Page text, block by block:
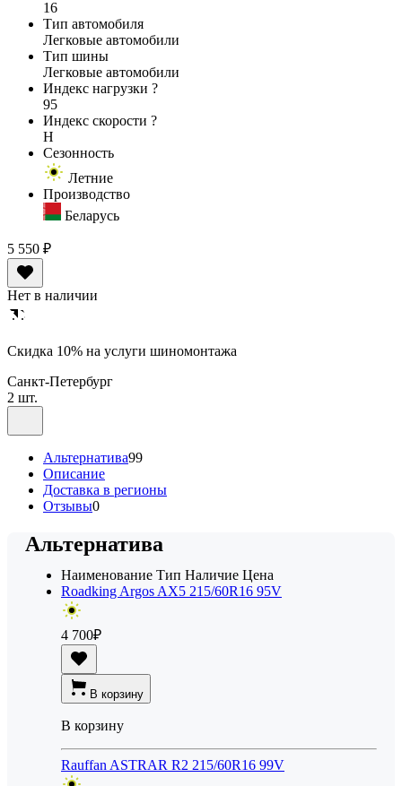
16
Тип автомобиля
Легковые автомобили
Тип шины
Легковые автомобили
Индекс нагрузки ?
95
Индекс скорости ?
H
Сезонность
Летние
Производство
Беларусь
5 550 ₽
Нет в наличии
Cкидка 10% на услуги шиномонтажа
Санкт-Петербург
2 шт.
Альтернатива99
Описание
Доставка в регионы
Отзывы0
Альтернатива
Наименование Тип Наличие Цена
Roadking Argos AX5 215/60R16 95V
4 700₽
В корзину
В корзину
Rauffan ASTRAR R2 215/60R16 99V